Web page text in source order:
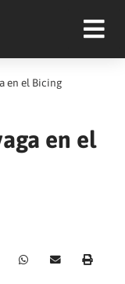
en el Bicing
en el